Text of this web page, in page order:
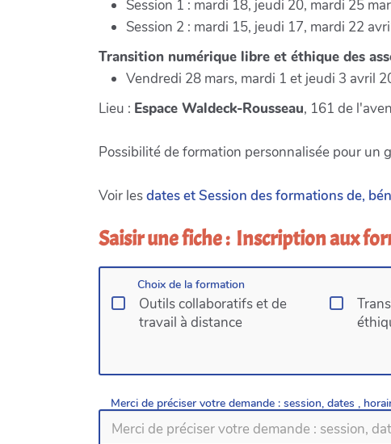
Session 1 : mardi 18, jeudi 20, mardi 25
Session 2 : mardi 15, jeudi 17, mardi 22
Transition numérique libre et éthique des
Vendredi 28 mars, mardi 1 et jeudi 3 avril
Lieu : Espace Waldeck-Rousseau, 161 de
Possibilité de formation personnalisée pour un
Voir lesdates et Session des formations de,
Saisir une fiche : Inscription aux
Choix de la formation
Outils collaboratifs et de
travail à distance
Merci de préciser votre demande : session, dates ,